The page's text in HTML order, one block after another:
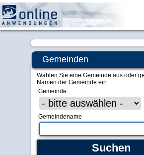
Gemeinden
Wählen Sie eine Gemeinde aus oder
Namen der Gemeinde ein
Gemeinde
Gemeindename